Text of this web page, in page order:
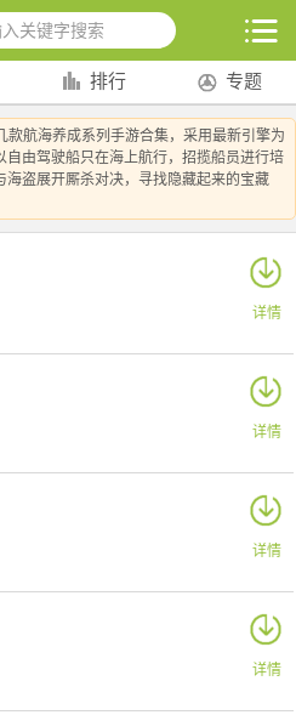
排行 专题
款航海养成系列手游合集，采用最新引擎为
由驾驶船只在海上航行，招揽船员进行培
盗展开厮杀对决，寻找隐藏起来的宝藏
详情
详情
详情
详情